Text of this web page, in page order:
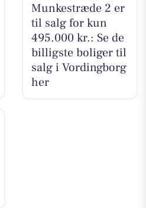
Munkestræde 2 er
til salg for kun
495.000 kr.: Se de
billigste boliger til
salg i Vordingborg
her